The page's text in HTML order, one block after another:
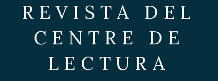
REVISTA DEL
CENTRE DE
LECTURA